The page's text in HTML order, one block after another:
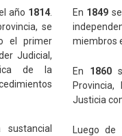
año 1814
se
el primer
Judicial,
de la
En 1849
miembros
En 1860
Justicia
Luego